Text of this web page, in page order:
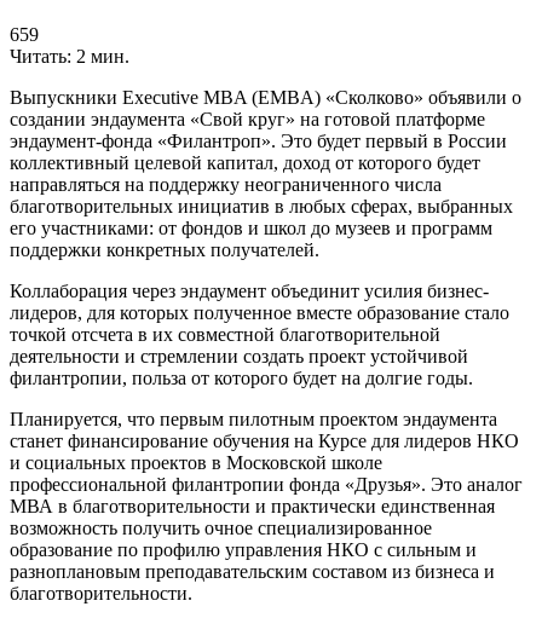
659
Читать: 2 мин.
Выпускники Executive MBA (EMBA) «Сколково» объявили о
создании эндаумента «Свой круг» на готовой платформе
эндаумент-фонда «Филантроп». Это будет первый в России
коллективный целевой капитал, доход от которого будет
направляться на поддержку неограниченного числа
благотворительных инициатив в любых сферах, выбранных
его участниками: от фондов и школ до музеев и программ
поддержки конкретных получателей.
Коллаборация через эндаумент объединит усилия бизнес-
лидеров, для которых полученное вместе образование стало
точкой отсчета в их совместной благотворительной
деятельности и стремлении создать проект устойчивой
филантропии, польза от которого будет на долгие годы.
Планируется, что первым пилотным проектом эндаумента
станет финансирование обучения на Курсе для лидеров НКО
и социальных проектов в Московской школе
профессиональной филантропии фонда «Друзья». Это аналог
МВА в благотворительности и практически единственная
возможность получить очное специализированное
образование по профилю управления НКО с сильным и
разноплановым преподавательским составом из бизнеса и
благотворительности.